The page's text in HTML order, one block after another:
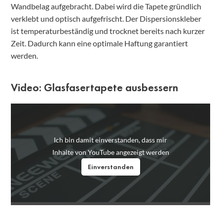
Wandbelag aufgebracht. Dabei wird die Tapete gründlich
verklebt und optisch aufgefrischt. Der Dispersionskleber
ist temperaturbeständig und trocknet bereits nach kurzer
Zeit. Dadurch kann eine optimale Haftung garantiert
werden.
Video: Glasfasertapete ausbessern
Ich bin damit einverstanden, dass mir
Inhalte von YouTube angezeigt werden
Einverstanden